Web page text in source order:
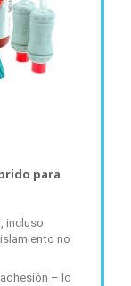
para
incluso
no
– lo